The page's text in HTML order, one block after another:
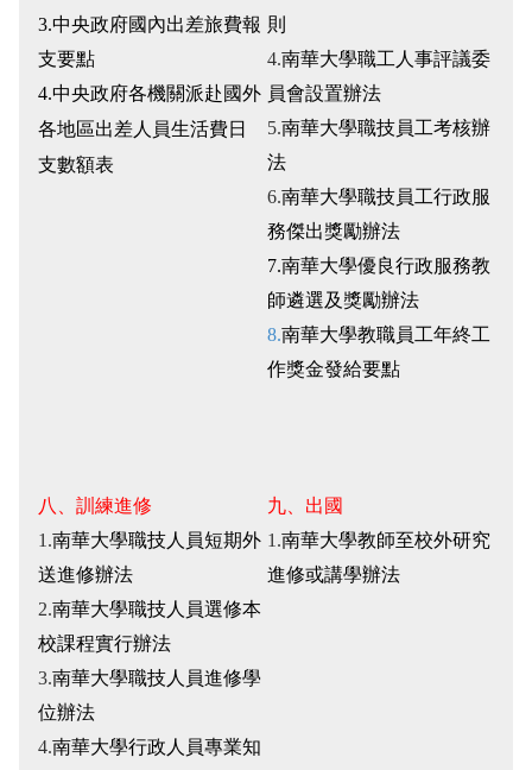
3.中央政府國內出差旅費報
支要點
4.中央政府各機關派赴國外
各地區出差人員生活費日
支數額表
則
4.南華大學職工人事評議委
員會設置辦法
5.南華大學職技員工考核辦
法
6.南華大學職技員工行政服
務傑出獎勵辦法
7.南華大學優良行政服務教
師遴選及獎勵辦法
8.南華大學教職員工年終工
作獎金發給要點
八、訓練進修
1.南華大學職技人員短期外
送進修辦法
2.南華大學職技人員選修本
校課程實行辦法
3.南華大學職技人員進修學
位辦法
4.南華大學行政人員專業知
九、出國
1.南華大學教師至校外研究
進修或講學辦法